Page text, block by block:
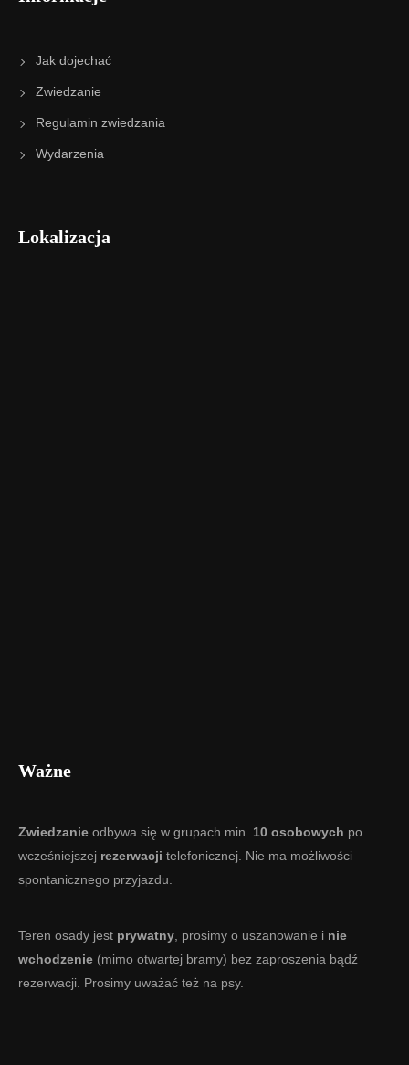
Jak dojechać
Zwiedzanie
Regulamin zwiedzania
Wydarzenia
Lokalizacja
Ważne
Zwiedzanie odbywa się w grupach min. 10 osobowych po
wcześniejszej rezerwacji telefonicznej. Nie ma możliwości
spontanicznego przyjazdu.
Teren osady jest prywatny, prosimy o uszanowanie i nie
wchodzenie (mimo otwartej bramy) bez zaproszenia bądź
rezerwacji. Prosimy uważać też na psy.